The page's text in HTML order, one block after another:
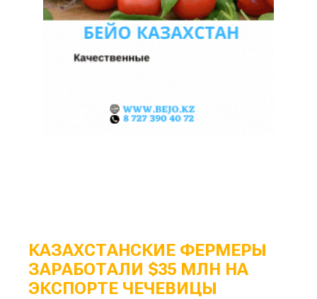
КАЗАХСТАНСКИЕ ФЕРМЕРЫ
ЗАРАБОТАЛИ $35 МЛН НА
ЭКСПОРТЕ ЧЕЧЕВИЦЫ